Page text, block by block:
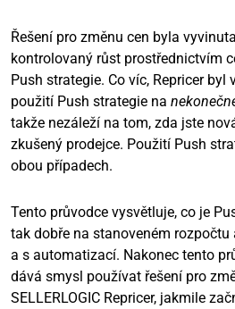
Řešení pro změnu cen byla
kontrolovaný růst prostřednictvím
Push strategie. Co víc, Repricer
použití Push strategie na
takže nezáleží na tom, zda jste
zkušený prodejce. Použití Push
obou případech.
Tento průvodce vysvětluje, co je
tak dobře na stanoveném
a s automatizací. Nakonec tento
dává smysl používat řešení pro
SELLERLOGIC Repricer, jakmile